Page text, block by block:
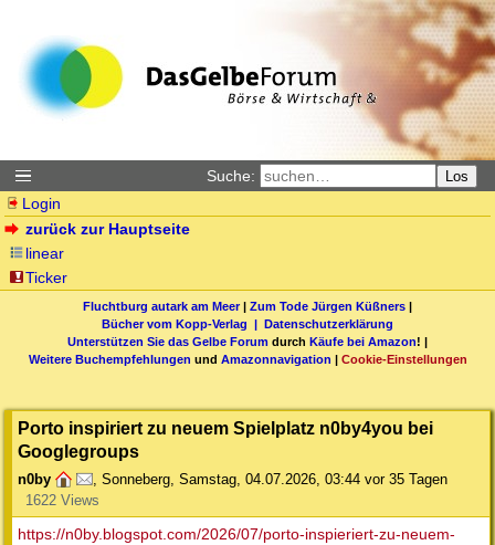
Suche: Los
Login
zurück zur Hauptseite
linear
Ticker
Fluchtburg autark am Meer| Zum Tode Jürgen Küßners |
Bücher vom Kopp-Verlag | Datenschutzerklärung
Unterstützen Sie das Gelbe Forum durch Käufe bei Amazon! |
Weitere Buchempfehlungen und Amazonnavigation | Cookie-Einstellungen
Porto inspiriert zu neuem Spielplatz n0by4you bei
Googlegroups
n0by , Sonneberg, Samstag, 04.07.2026, 03:44 vor 35 Tagen
1622 Views
https://n0by.blogspot.com/2026/07/porto-inspieriert-zu-neuem-